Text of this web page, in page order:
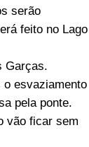
serão
feito no Lago
Garças.
o esvaziamento
pela ponte.
vão ficar sem